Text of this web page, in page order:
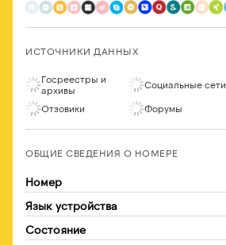
ИСТОЧНИКИ ДАННЫХ
Госреестры и
архивы
Социальные сети
Отзовики Форумы
ОБЩИЕ СВЕДЕНИЯ О НОМЕРЕ
Номер
Язык устройства
Состояние